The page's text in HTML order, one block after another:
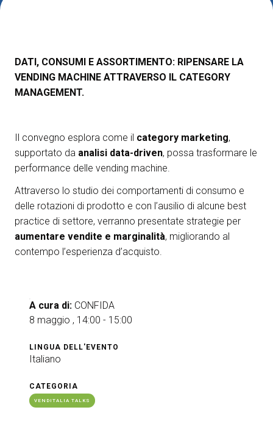
ESPONI
AREA RISERVATA VISITATORI
A cura di:
DATI, CONSUMI E ASSORTIMENTO: RIPENSARE LA
VENDING MACHINE ATTRAVERSO IL CATEGORY
MANAGEMENT.
Il convegno esplora come il category marketing,
supportato da analisi data-driven, possa trasformare le
performance delle vending machine.
Attraverso lo studio dei comportamenti di consumo e
delle rotazioni di prodotto e con l’ausilio di alcune best
practice di settore, verranno presentate strategie per
aumentare vendite e marginalità, migliorando al
contempo l’esperienza d’acquisto.
A cura di: CONFIDA
8 maggio , 14:00 - 15:00
LINGUA DELL'EVENTO
Italiano
CATEGORIA
VENDITALIA TALKS